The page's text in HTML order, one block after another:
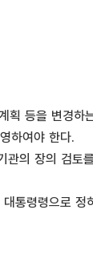
등을 변경
하여야 한다.
의 장의 검토
령령으로